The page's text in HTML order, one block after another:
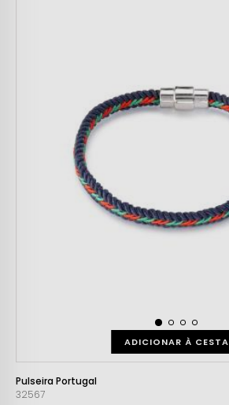
ADICIONAR À CESTA
Pulseira Portugal
32567